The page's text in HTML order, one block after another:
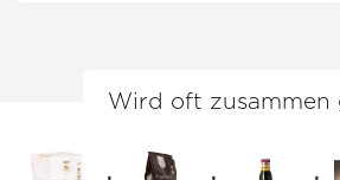
Wird oft zusammen